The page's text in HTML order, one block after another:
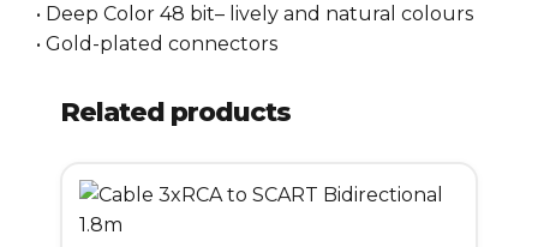
• Deep Color 48 bit– lively and natural colours
• Gold-plated connectors
Related products